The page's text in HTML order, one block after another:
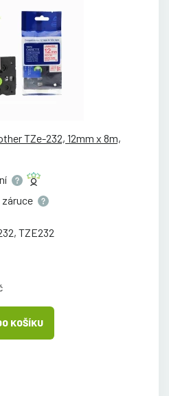
TZe-232, 12mm x 8m,
záruce
TZE232
KOŠÍKU